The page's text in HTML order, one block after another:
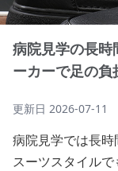
病院見学の長時
ーカーで足の
更新日 2026-07-11
病院見学では長時
スーツスタイル